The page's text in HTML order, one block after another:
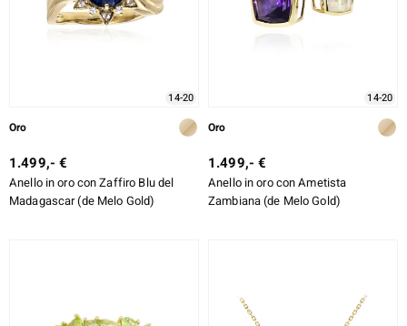
14-20
Oro
1.499,- €
Anello in oro con Zaffiro Blu del
Madagascar (de Melo Gold)
14-20
Oro
1.499,- €
Anello in oro con Ametista
Zambiana (de Melo Gold)